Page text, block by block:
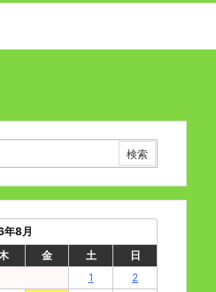
8月
金 土
日
1
2